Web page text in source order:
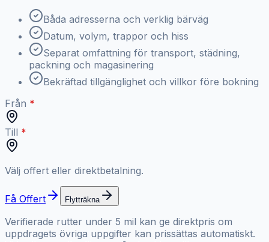
Båda adresserna och verklig bärväg
Datum, volym, trappor och hiss
Separat omfattning för transport, städning,
packning och magasinering
Bekräftad tillgänglighet och villkor före bokning
Från
Till
Välj offert eller direktbetalning.
Få Offert Flytträkna
Verifierade rutter under 5 mil kan ge direktpris om
uppdragets övriga uppgifter kan prissättas automatiskt.